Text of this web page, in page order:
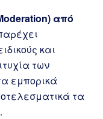
από
και
των
εμπορικά
τα